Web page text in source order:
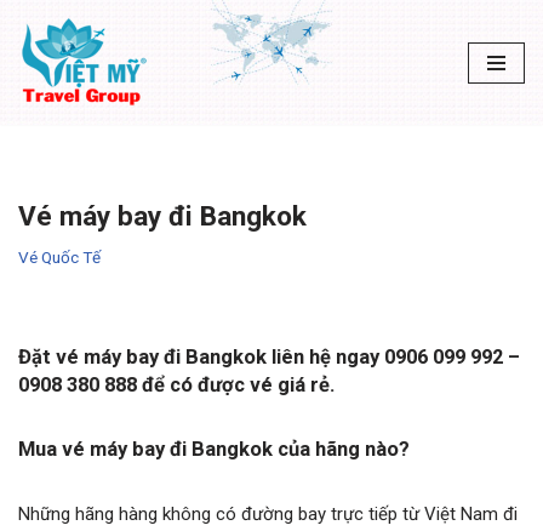
Chuyển
tới
Vé máy bay đi Bangkok
Vé Quốc Tế
Đặt vé máy bay đi Bangkok liên hệ ngay 0906 099 992 –
0908 380 888 để có được vé giá rẻ.
Mua vé máy bay đi Bangkok của hãng nào?
Những hãng hàng không có đường bay trực tiếp từ Việt Nam đi